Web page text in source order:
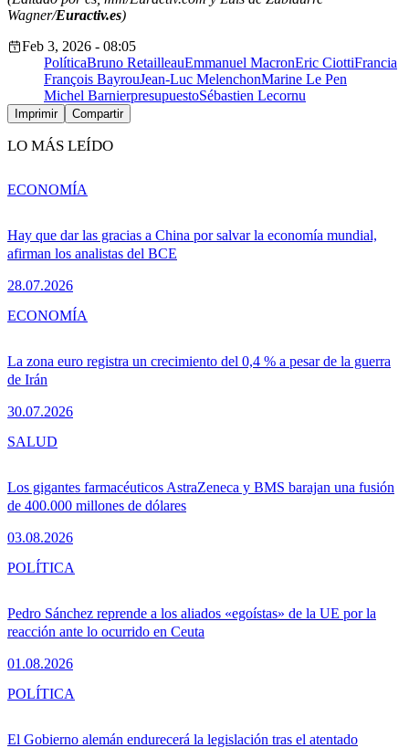
Wagner/Euractiv.es)
Feb 3, 2026 - 08:05
PolíticaBruno RetailleauEmmanuel MacronEric CiottiFrancia
François BayrouJean-Luc MelenchonMarine Le Pen
Michel BarnierpresupuestoSébastien Lecornu
Imprimir Compartir
LO MÁS LEÍDO
Hay que dar las gracias a China por salvar la economía mundial,
afirman los analistas del BCE
28.07.2026
ECONOMÍA
La zona euro registra un crecimiento del 0,4 % a pesar de la guerra
de Irán
30.07.2026
ECONOMÍA
Los gigantes farmacéuticos AstraZeneca y BMS barajan una fusión
de 400.000 millones de dólares
03.08.2026
SALUD
Pedro Sánchez reprende a los aliados «egoístas» de la UE por la
reacción ante lo ocurrido en Ceuta
01.08.2026
POLÍTICA
El Gobierno alemán endurecerá la legislación tras el atentado
POLÍTICA